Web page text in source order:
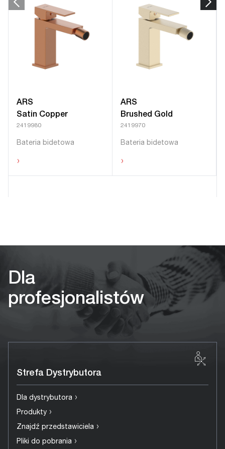
ARS
Satin Copper
2419980
Bateria bidetowa
›
ARS
Brushed Gold
2419970
Bateria bidetowa
›
Dla
profesjonalistów
Strefa Dystrybutora
Dla dystrybutora ›
Produkty ›
Znajdź przedstawiciela ›
Pliki do pobrania ›